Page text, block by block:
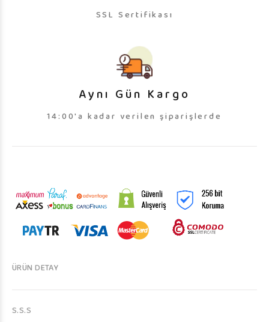
SSL Sertifikası
Aynı Gün Kargo
14:00'a kadar verilen şiparişlerde
ÜRÜN DETAY
S.S.S